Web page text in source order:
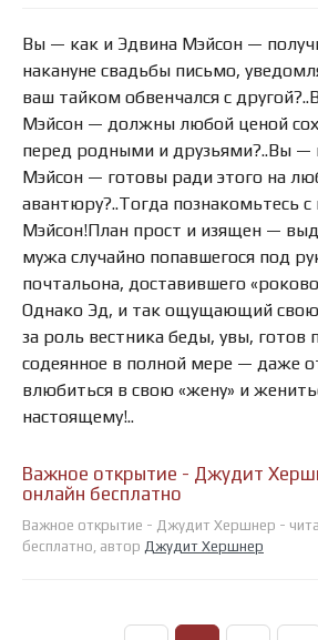
Вы — как и Эдвина Мэйсон —
накануне свадьбы письмо,
ваш тайком обвенчался с
Мэйсон — должны любой ценой
перед родными и друзьями?..Вы —
Мэйсон — готовы ради этого на
авантюру?..Тогда познакомьтесь
Мэйсон!План прост и изящен —
мужа случайно попавшегося под
почтальона, доставившего
Однако Эд, и так ощущающий свою
за роль вестника беды, увы, готов
содеянное в полной мере — даже
влюбиться в свою «жену» и
настоящему!..
Важное открытие - Джудит
онлайн бесплатно
Важное открытие - Джудит Хершнер -
бесплатно, автор Джудит Хершнер